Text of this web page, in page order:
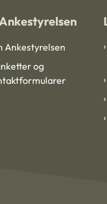
Ankestyrelsen
og